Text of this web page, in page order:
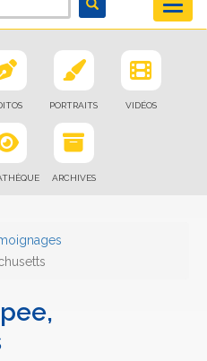
PORTRAITS VIDÉOS
ARCHIVES